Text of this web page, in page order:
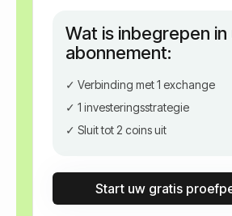
Wat is inbegrepen in
abonnement:
✓ Verbinding met 1 exchange
✓ 1 investeringsstrategie
✓ Sluit tot 2 coins uit
Start uw gratis